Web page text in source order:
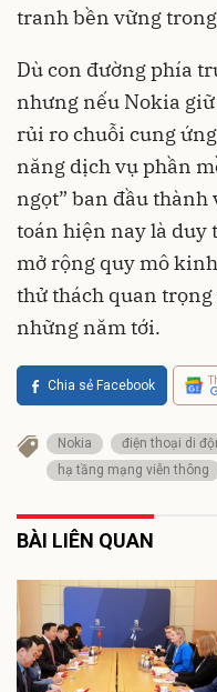
tranh bền vững
Dù con đường phía
nhưng nếu Nokia
rủi ro chuỗi cung
năng dịch vụ phần
ngọt” ban đầu thành
toán hiện nay là duy
mở rộng quy mô
thử thách quan
những năm tới.
Chia sẻ Facebook
Nokia điện thoại di
hạ tầng mạng viễn thông
BÀI LIÊN QUAN